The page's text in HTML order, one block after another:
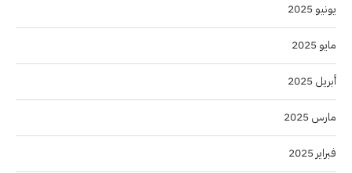
يونيو 2025
مايو 2025
أبريل 2025
مارس 2025
فبراير 2025